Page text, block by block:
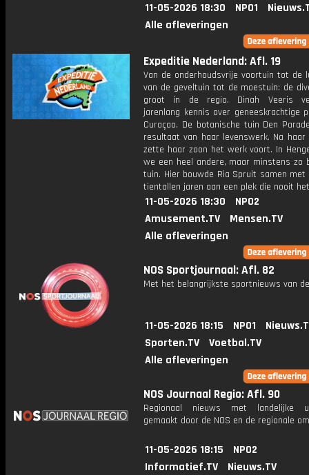
11-05-2026 18:30 NPO1
Alle afleveringen
Expeditie Nederland: Afl. 19
Van de onderhoudsvrije voortuin tot de
van de geveltuin tot de moestuin: de
groot in de regio. Dinah Veeris
jarenlang kennis over geneeskrachtige
Curaçao. De botanische tuin Den
resultaat van haar levenswerk. Na haar
zette haar zoon het werk voort. In
we een heel andere, maar minstens zo
tuin. Hier bouwde Ria Spruit samen met
tientallen jaren aan een plek die nooit
11-05-2026 18:30
NPO2
Amusement.TV
Mensen.TV
Alle afleveringen
NOS Sportjournaal: Afl. 82
Met het belangrijkste sportnieuws van
11-05-2026 18:15 NPO1
Sporten.TV
Voetbal.TV
Alle afleveringen
NOS Journaal Regio: Afl. 90
Regionaal nieuws met landelijke
gemaakt door de NOS en de regionale
11-05-2026 18:15
NPO2
Informatief.TV
Nieuws.TV